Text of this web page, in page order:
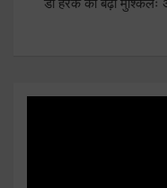
डॉ हरक की बढ़ी